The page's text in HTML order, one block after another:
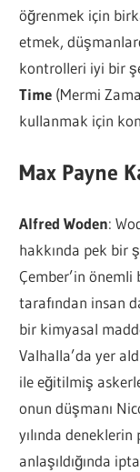
öğrenmek için
etmek,
kontrolleri iyi bir
Time (Mermi
kullanmak için
Max Payne
Alfred Woden:
hakkında pek bir
Çember’in önemli
tarafından insan
bir kimyasal
Valhalla’da yer
ile eğitilmiş
onun düşmanı
yılında
anlaşıldığında